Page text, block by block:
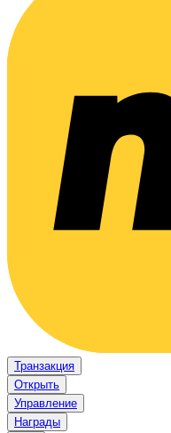
Транзакция
Открыть
Управление
Награды